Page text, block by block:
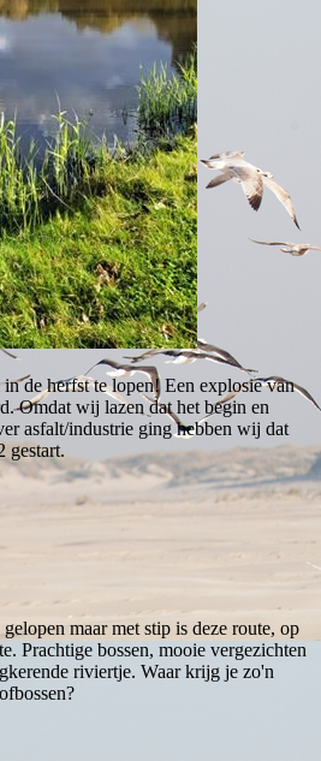
de herfst te lopen! Een explosie van
Omdat wij lazen dat het begin en
asfalt/industrie ging hebben wij dat
gestart.
maar met stip is deze route, op
Prachtige bossen, mooie vergezichten
riviertje. Waar krijg je zo'n